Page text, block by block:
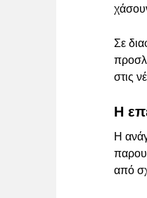
Σε
στις
Η
Η
από